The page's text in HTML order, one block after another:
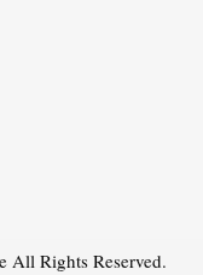
All Rights Reserved.